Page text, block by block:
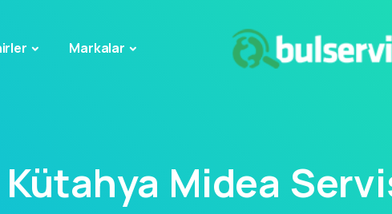
Markalar
Kütahya Midea